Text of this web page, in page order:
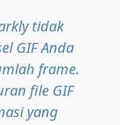
tidak
GIF Anda
frame.
file GIF
yang